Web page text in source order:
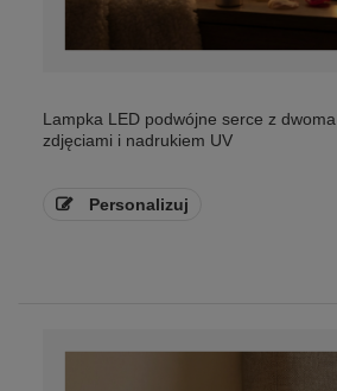
Lampka LED podwójne serce z dwoma
zdjęciami i nadrukiem UV
Personalizuj